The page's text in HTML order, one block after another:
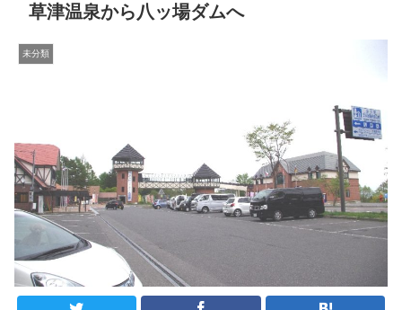
草津温泉から八ッ場ダムへ
未分類